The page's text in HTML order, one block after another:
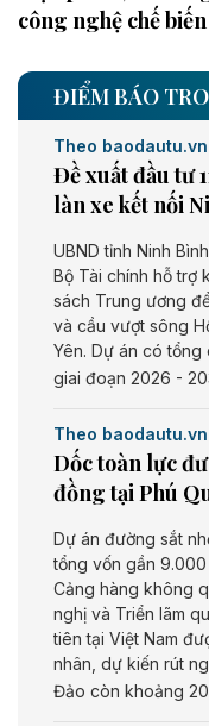
công nghệ chế biến
ĐIỂM BÁO
Theo baodautu.vn
Đề xuất đầu tư
làn xe kết nối
UBND tỉnh Ninh
Bộ Tài chính hỗ trợ
sách Trung ương
và cầu vượt sông
Yên. Dự án có tổng
giai đoạn 2026 -
Theo baodautu.vn
Dốc toàn lực
đồng tại Phú
Dự án đường sắt
tổng vốn gần
Cảng hàng không
nghị và Triển lãm
tiên tại Việt Nam
nhân, dự kiến rút
Đảo còn khoảng